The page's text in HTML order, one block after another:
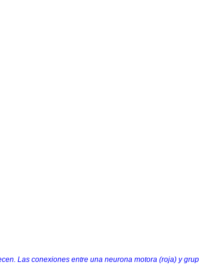
Las conexiones entre una neurona motora (roja) y